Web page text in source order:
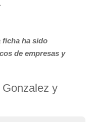
ficha ha sido
de empresas y
y